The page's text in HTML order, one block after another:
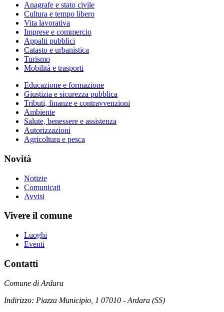
Anagrafe e stato civile
Cultura e tempo libero
Vita lavorativa
Imprese e commercio
Appalti pubblici
Catasto e urbanistica
Turismo
Mobilità e trasporti
Educazione e formazione
Giustizia e sicurezza pubblica
Tributi, finanze e contravvenzioni
Ambiente
Salute, benessere e assistenza
Autorizzazioni
Agricoltura e pesca
Novità
Notizie
Comunicati
Avvisi
Vivere il comune
Luoghi
Eventi
Contatti
Comune di Ardara
Indirizzo: Piazza Municipio, 1 07010 - Ardara (SS)